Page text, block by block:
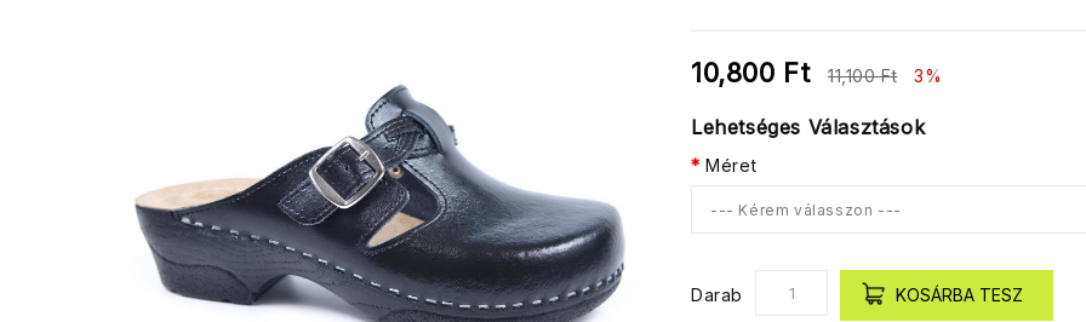
10,800 Ft 11,100 Ft 3%
Lehetséges Választások
Méret
--- Kérem válasszon ---
Darab KOSÁRBA TESZ